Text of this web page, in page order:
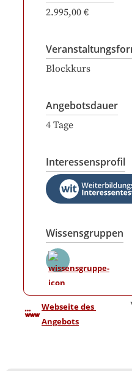
2.995,00 €
Blockkurs
Angebotsdauer
4 Tage
Interessensprofil
Wissensgruppen
Webseite des
Angebots